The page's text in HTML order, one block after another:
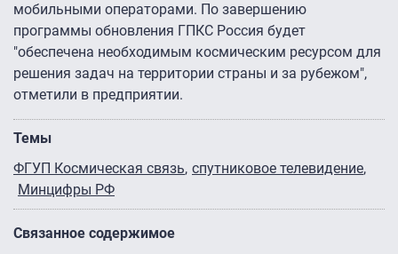
мобильными операторами. По завершению
программы обновления ГПКС Россия будет
"обеспечена необходимым космическим ресурсом для
решения задач на территории страны и за рубежом",
отметили в предприятии.
Темы
ФГУП Космическая связь спутниковое телевидение
Минцифры РФ
Связанное содержимое